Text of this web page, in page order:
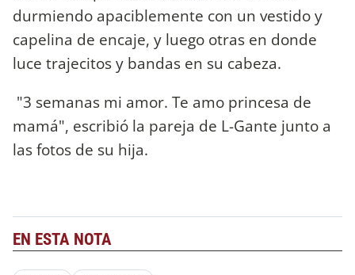
durmiendo apaciblemente con un vestido y
capelina de encaje, y luego otras en donde
luce trajecitos y bandas en su cabeza.
"3 semanas mi amor. Te amo princesa de
mamá", escribió la pareja de L-Gante junto a
las fotos de su hija.
EN ESTA NOTA